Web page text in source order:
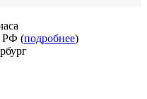
РФ (подробнее)